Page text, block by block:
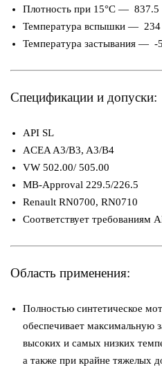
Плотность при 15°C — 837.5
Температура вспышки — 234
Температура застывания — -
Спецификации и допуски:
API SL
ACEA A3/B3, A3/B4
VW 502.00/ 505.00
MB-Approval 229.5/226.5
Renault RN0700, RN0710
Соответствует требованиям
Область применения:
Полностью синтетическое
обеспечивает максимальную
высоких и самых низких
а также при крайне тяжелых